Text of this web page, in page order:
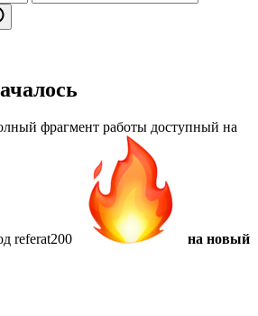
фрагмент работы доступный на
referat200
на новый